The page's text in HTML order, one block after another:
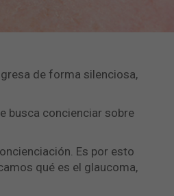
de forma silenciosa,
busca concienciar sobre
Es por esto
qué es el glaucoma,